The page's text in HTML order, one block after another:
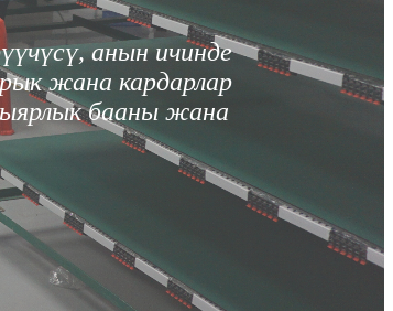
анын ичинде
жана кардарлар
бааны жана